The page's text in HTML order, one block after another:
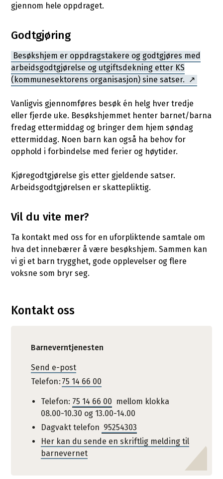
gjennom hele oppdraget.
Godtgjøring
Besøkshjem er oppdragstakere og godtgjøres med
arbeidsgodtgjørelse og utgiftsdekning etter KS
(kommunesektorens organisasjon) sine satser.
Vanligvis gjennomføres besøk én helg hver tredje
eller fjerde uke. Besøkshjemmet henter barnet/barna
fredag ettermiddag og bringer dem hjem søndag
ettermiddag. Noen barn kan også ha behov for
opphold i forbindelse med ferier og høytider.
Kjøregodtgjørelse gis etter gjeldende satser.
Arbeidsgodtgjørelsen er skattepliktig.
Vil du vite mer?
Ta kontakt med oss for en uforpliktende samtale om
hva det innebærer å være besøkshjem. Sammen kan
vi gi et barn trygghet, gode opplevelser og flere
voksne som bryr seg.
Kontakt oss
Barneverntjenesten
Send e-post
Telefon 75 14 66 00
Telefon: 75 14 66 00 mellom klokka
08.00-10.30 og 13.00-14.00
Dagvakt telefon 95254303
Her kan du sende en skriftlig melding til
barnevernet